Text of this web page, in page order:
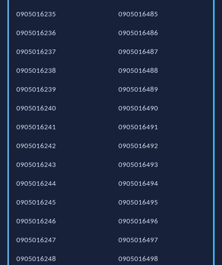
0905016235
0905016236
0905016237
0905016238
0905016239
0905016240
0905016241
0905016242
0905016243
0905016244
0905016245
0905016246
0905016247
0905016248
0905016485
0905016486
0905016487
0905016488
0905016489
0905016490
0905016491
0905016492
0905016493
0905016494
0905016495
0905016496
0905016497
0905016498